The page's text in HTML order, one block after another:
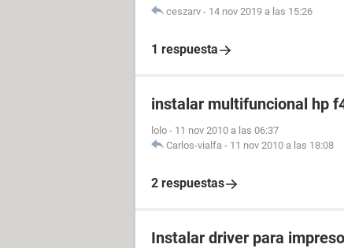
ceszarv - 14 nov 2019 a las 15:26
1 respuesta
instalar multifuncional hp
lolo - 11 nov 2010 a las 06:37
Carlos-vialfa - 11 nov 2010 a las 18:08
2 respuestas
Instalar driver para